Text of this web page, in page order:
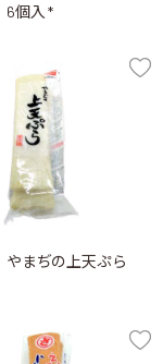
個入 *
まぢの上天ぷら